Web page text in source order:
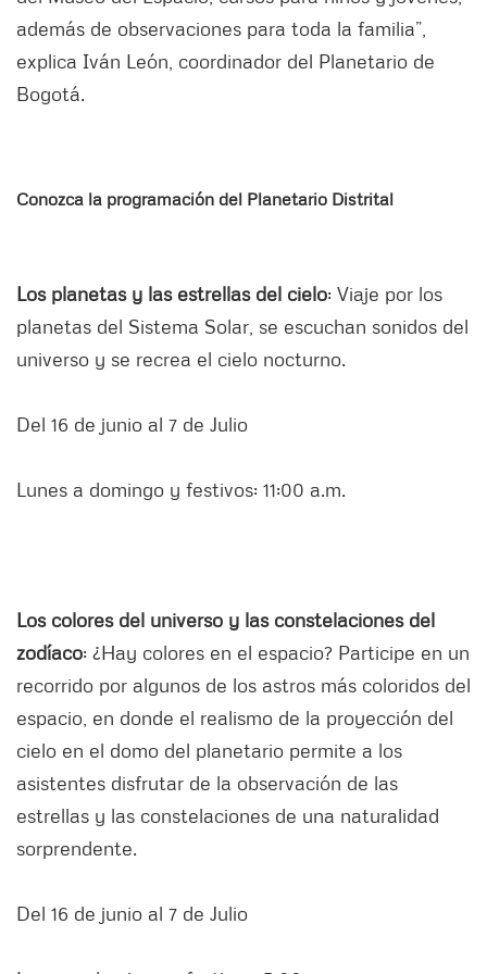
además de observaciones para toda la familia”,
explica Iván León, coordinador del Planetario de
Bogotá.
Conozca la programación del Planetario Distrital
Los planetas y las estrellas del cielo: Viaje por los
planetas del Sistema Solar, se escuchan sonidos del
universo y se recrea el cielo nocturno.
Del 16 de junio al 7 de Julio
Lunes a domingo y festivos: 11:00 a.m.
Los colores del universo y las constelaciones del
zodíaco: ¿Hay colores en el espacio? Participe en un
recorrido por algunos de los astros más coloridos del
espacio, en donde el realismo de la proyección del
cielo en el domo del planetario permite a los
asistentes disfrutar de la observación de las
estrellas y las constelaciones de una naturalidad
sorprendente.
Del 16 de junio al 7 de Julio